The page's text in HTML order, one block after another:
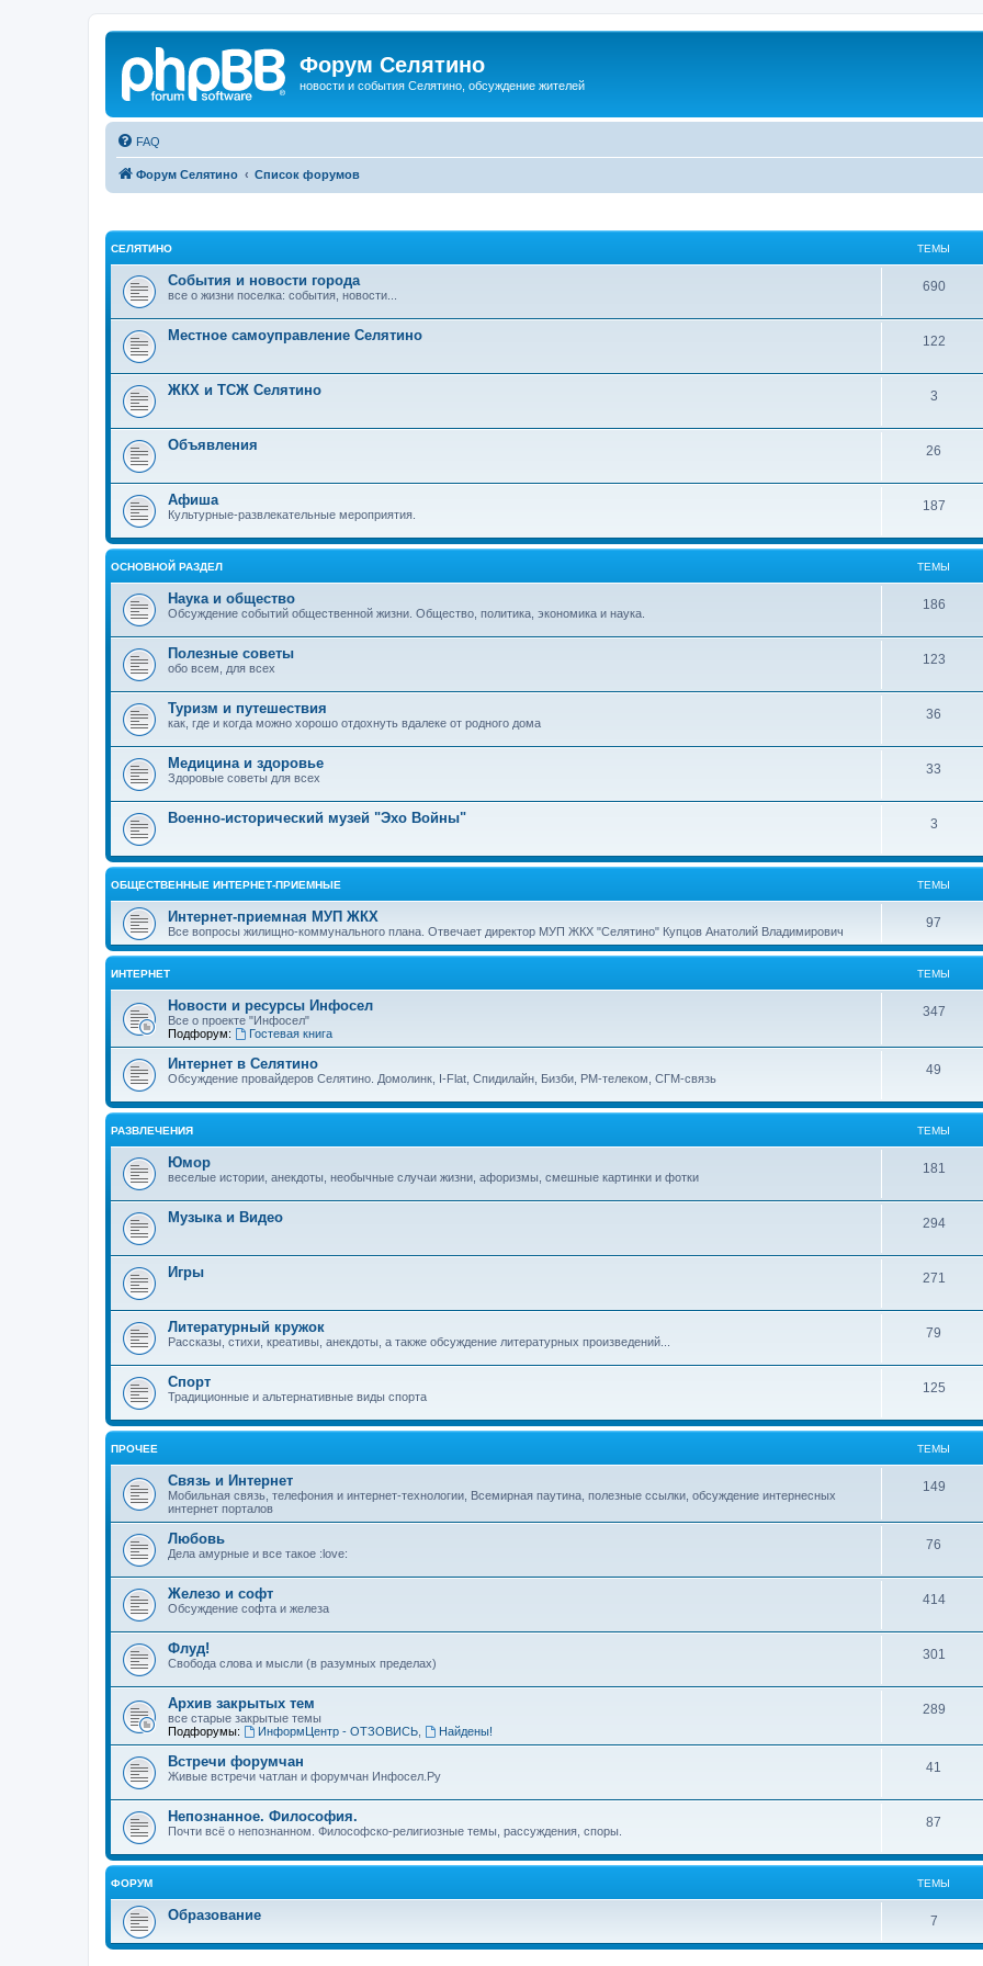
Форум Селятино
новости и события Селятино, обсуждение жителей
FAQ
Форум Селятино Список форумов
СЕЛЯТИНО ТЕМЫ
События и новости города
все о жизни поселка: события, новости...
690
Местное самоуправление Селятино 122
ЖКХ и ТСЖ Селятино 3
Объявления 26
Афиша
Культурные-развлекательные мероприятия.
187
ОСНОВНОЙ РАЗДЕЛ ТЕМЫ
Наука и общество
Обсуждение событий общественной жизни. Общество, политика, экономика и наука.
186
Полезные советы
обо всем, для всех
123
Туризм и путешествия
как, где и когда можно хорошо отдохнуть вдалеке от родного дома
36
Медицина и здоровье
Здоровые советы для всех
33
Военно-исторический музей "Эхо Войны" 3
ОБЩЕСТВЕННЫЕ ИНТЕРНЕТ-ПРИЕМНЫЕ ТЕМЫ
Интернет-приемная МУП ЖКХ
Все вопросы жилищно-коммунального плана. Отвечает директор МУП ЖКХ "Селятино" Купцов Анатолий Владимирович
97
ИНТЕРНЕТ ТЕМЫ
Новости и ресурсы Инфосел
Все о проекте "Инфосел"
Подфорум:
Гостевая книга
347
Интернет в Селятино
Обсуждение провайдеров Селятино. Домолинк, I-Flat, Спидилайн, Бизби, РМ-телеком, СГМ-связь
49
РАЗВЛЕЧЕНИЯ ТЕМЫ
Юмор
веселые истории, анекдоты, необычные случаи жизни, афоризмы, смешные картинки и фотки
181
Музыка и Видео 294
Игры 271
Литературный кружок
Рассказы, стихи, креативы, анекдоты, а также обсуждение литературных произведений...
79
Спорт
Традиционные и альтернативные виды спорта
125
ПРОЧЕЕ ТЕМЫ
Связь и Интернет
Мобильная связь, телефония и интернет-технологии, Всемирная паутина, полезные ссылки, обсуждение интернесных
интернет порталов
149
Любовь
Дела амурные и все такое :love:
76
Железо и софт
Обсуждение софта и железа
414
Флуд!
Свобода слова и мысли (в разумных пределах)
301
Архив закрытых тем
все старые закрытые темы
Подфорумы:
ИнформЦентр - ОТЗОВИСЬ, Найдены!
289
Встречи форумчан
Живые встречи чатлан и форумчан Инфосел.Ру
41
Непознанное. Философия.
Почти всё о непознанном. Философско-религиозные темы, рассуждения, споры.
87
ФОРУМ ТЕМЫ
Образование 7